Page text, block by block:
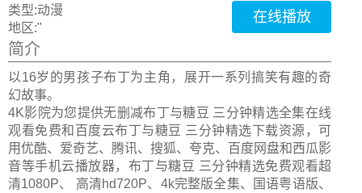
类型:动漫
地区:"
在线播放
简介
以16岁的男孩子布丁为主角，展开一系列搞笑有趣的奇
幻故事。
4K影院为您提供无删减布丁与糖豆 三分钟精选全集在线
观看免费和百度云布丁与糖豆 三分钟精选下载资源，可
用优酷、爱奇艺、腾讯、搜狐、夸克、百度网盘和西瓜影
音等手机云播放器，布丁与糖豆 三分钟精选免费观看超
清1080P、 高清hd720P、4k完整版全集、国语粤语版、